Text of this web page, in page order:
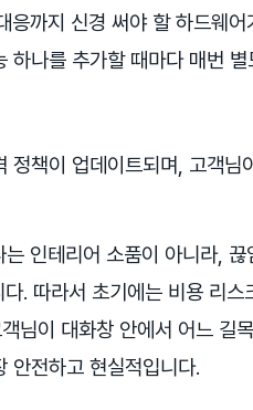
까지 신경 써야 할 하드웨
나를 추가할 때마다 매번
책이 업데이트되며, 고객님
인테리어 소품이 아니라,
. 따라서 초기에는 비용 리
이 대화창 안에서 어느 길
안전하고 현실적입니다.